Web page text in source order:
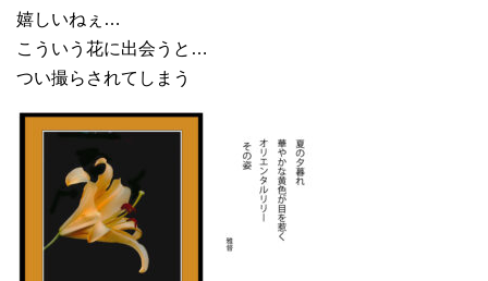
嬉しいねぇ…
こういう花に出会うと…
つい撮らされてしまう